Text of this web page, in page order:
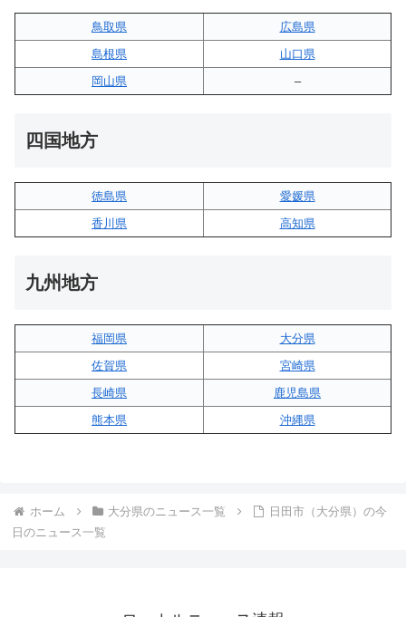
鳥取県
広島県
島根県
山口県
岡山県
–
四国地方
徳島県
愛媛県
香川県
高知県
九州地方
福岡県
大分県
佐賀県
宮崎県
長崎県
鹿児島県
熊本県
沖縄県
ホーム 大分県のニュース一覧
日田市（大分県）の今
日のニュース一覧